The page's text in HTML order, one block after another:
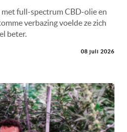
full-spectrum CBD-olie en
verbazing voelde ze zich
beter.
08 juli 2026